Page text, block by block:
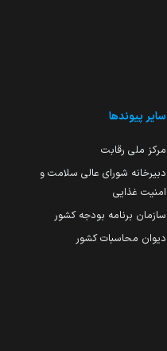
سایر پیوندها
مرکز ملی رقابت
دبیرخانه شورای عالی سلامت و
امنیت غذایی
سازمان برنامه بودجه کشور
دیوان محاسبات کشور